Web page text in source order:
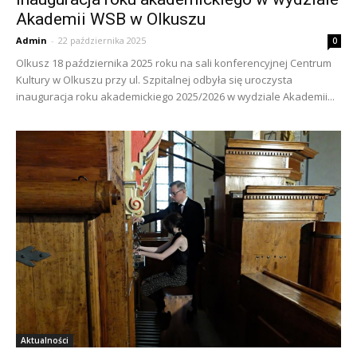
Akademii WSB w Olkuszu
Admin - 22 października 2025 0
Olkusz 18 października 2025 roku na sali konferencyjnej Centrum
Kultury w Olkuszu przy ul. Szpitalnej odbyła się uroczysta
inauguracja roku akademickiego 2025/2026 w wydziale Akademii...
Aktualności